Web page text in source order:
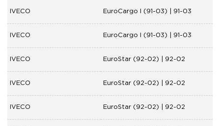
IVECO EuroCargo I (91-03) | 91-03
IVECO EuroCargo I (91-03) | 91-03
IVECO EuroStar (92-02) | 92-02
IVECO EuroStar (92-02) | 92-02
IVECO EuroStar (92-02) | 92-02